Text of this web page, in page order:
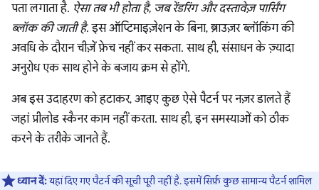
पता लगाता है. ऐसा तब भी होता है, जब रेंडरिंग और दस्तावेज़ पार्सिंग
ब्लॉक की जाती है. इस ऑप्टिमाइज़ेशन के बिना, ब्राउज़र ब्लॉकिंग की
अवधि के दौरान चीज़ें फ़ेच नहीं कर सकता. साथ ही, संसाधन के ज़्यादा
अनुरोध एक साथ होने के बजाय क्रम से होंगे.
अब इस उदाहरण को हटाकर, आइए कुछ ऐसे पैटर्न पर नज़र डालते हैं
जहां प्रीलोड स्कैनर काम नहीं करता. साथ ही, इन समस्याओं को ठीक
करने के तरीके जानते हैं.
ध्यान दें:यहां दिए गए पैटर्न की सूची पूरी नहीं है. इसमें सिर्फ़ कुछ सामान्य पैटर्न शामिल